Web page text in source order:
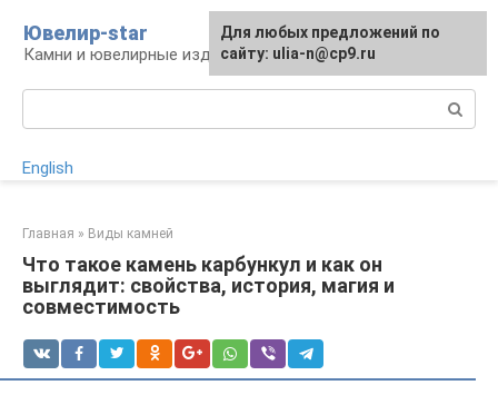
контенту
Ювелир-star
Камни и ювелирные изделия
English
Главная » Виды камней
Что такое камень карбункул и как он
выглядит: свойства, история, магия и
совместимость
Для любых предложений по
сайту: ulia-n@cp9.ru